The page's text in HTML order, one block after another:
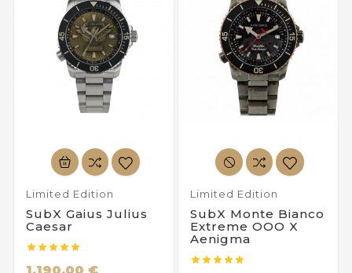
Limited Edition
SubX Gaius Julius
Caesar

Limited Edition
SubX Monte Bianco
Extreme OOO X
Aenigma
